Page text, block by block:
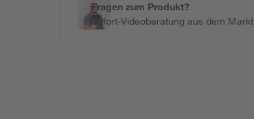
Fragen zum Produkt?
Sofort-Videoberatung aus dem Markt